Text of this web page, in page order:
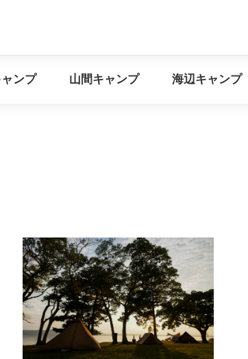
海
ンプ 山間キャンプ 海辺キャンプ